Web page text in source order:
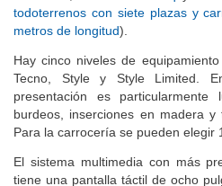
Outlander, elŠkoda Kodiaqy el
todoterrenos con siete plazas y
Hay cinco niveles de
Tecno, Style y Style Limited.
presentación es
burdeos, inserciones en madera y
El sistema multimedia con más